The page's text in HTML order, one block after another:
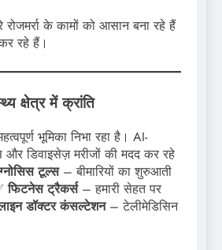
के कामों को आसान बना रहे हैं
रहे हैं।
क्षेत्र में क्रांति
भूमिका निभा रहा है। AI-
डिवाइसेज़ मरीजों की मदद कर रहे
टूल्स– बीमारियों का शुरुआती
फिटनेस ट्रैकर्स– हमारी सेहत पर
डॉक्टर कंसल्टेशन– टेलीमेडिसिन